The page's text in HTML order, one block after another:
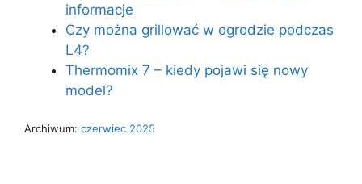
informacje
Czy można grillować w ogrodzie podczas
L4?
Thermomix 7 – kiedy pojawi się nowy
model?
Archiwum: czerwiec 2025